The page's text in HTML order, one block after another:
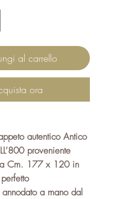
al carrello
ora
autentico Antico
proveniente
Cm. 177 x 120 in
annodato a mano dal